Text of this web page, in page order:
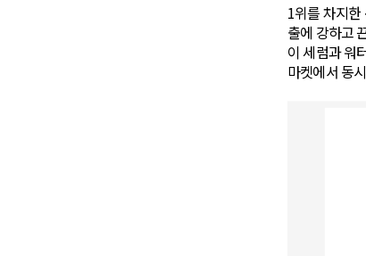
1위를 차지한
출에 강하고
이 세럼과 워
마켓에서 동